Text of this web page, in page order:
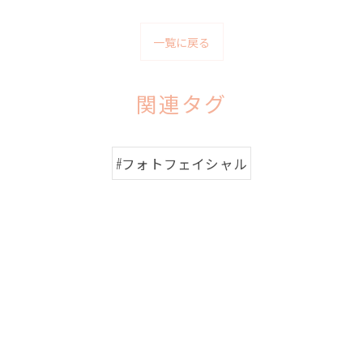
一覧に戻る
関連タグ
#フォトフェイシャル